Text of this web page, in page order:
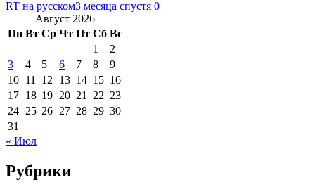
RT на русском3 месяца спустя 0
Август 2026
Пн Вт Ср Чт Пт Сб Вс
1
2
3
4 5 6 7 8
9
10 11 12 13 14 15 16
17 18 19 20 21 22 23
24 25 26 27 28 29 30
31
« Июл
Рубрики